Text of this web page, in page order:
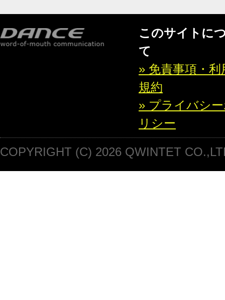
このサイトに
て
» 免責事項・利
規約
» プライバシ
リシー
COPYRIGHT (C) 2026 QWINTET